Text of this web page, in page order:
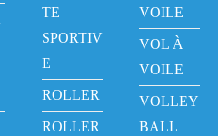
TE
SPORTIV
E
ROLLER
ROLLER
VOILE
VOL À
VOILE
VOLLEY
BALL